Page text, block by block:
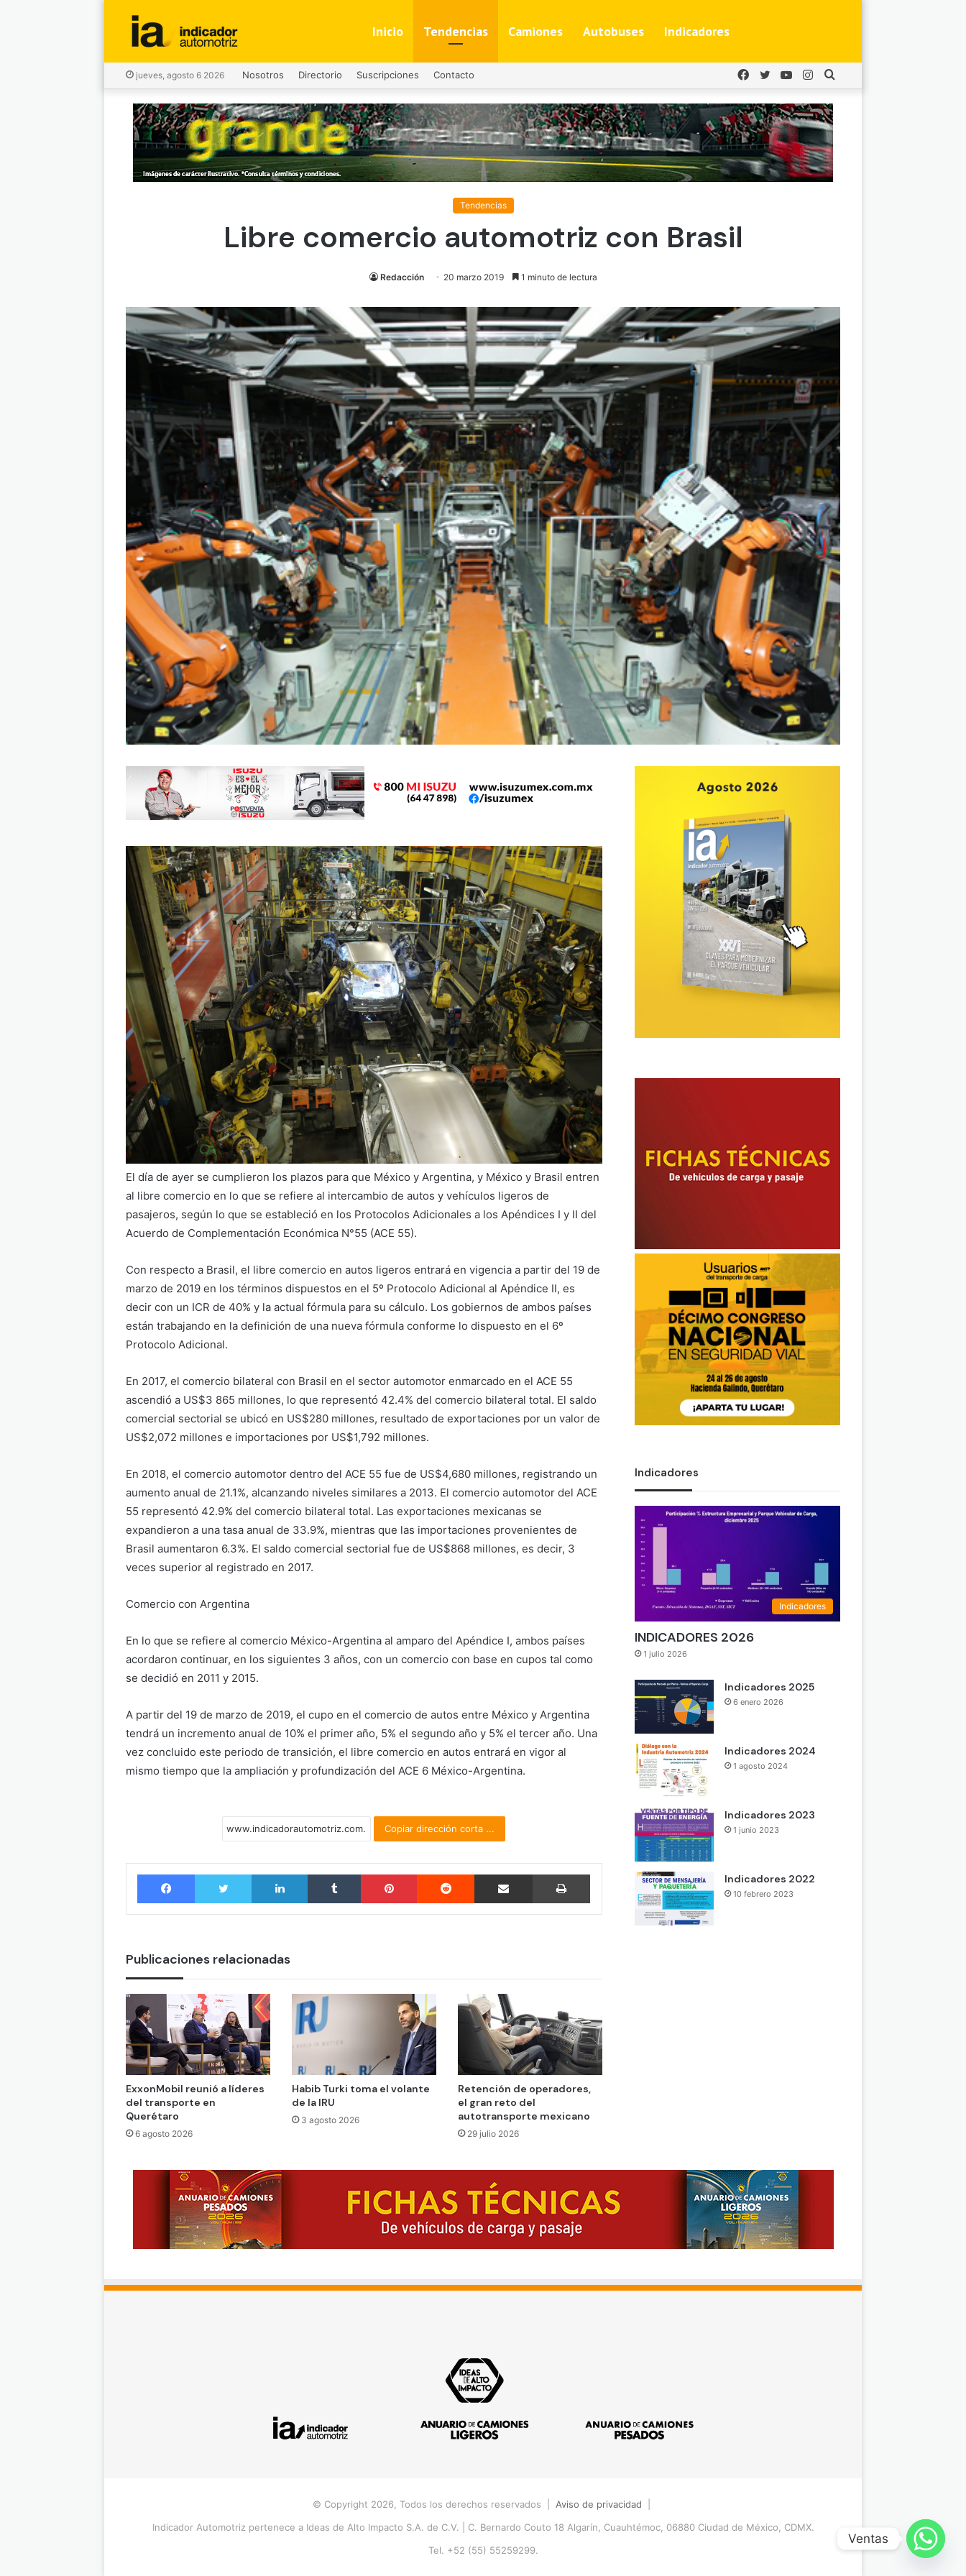
Inicio Tendencias Camiones Autobuses Indicadores
jueves, agosto 6 2026 Nosotros Directorio Suscripciones Contacto
Buscar
Instagram
YouTube
Twitter
Facebook
Tendencias
Libre comercio automotriz con Brasil
Redacción 20 marzo 2019 1 minuto de lectura
El día de ayer se cumplieron los plazos para que México y Argentina, y México y Brasil entren
al libre comercio en lo que se refiere al intercambio de autos y vehículos ligeros de
pasajeros, según lo que se estableció en los Protocolos Adicionales a los Apéndices I y II del
Acuerdo de Complementación Económica N°55 (ACE 55).
Con respecto a Brasil, el libre comercio en autos ligeros entrará en vigencia a partir del 19 de
marzo de 2019 en los términos dispuestos en el 5º Protocolo Adicional al Apéndice II, es
decir con un ICR de 40% y la actual fórmula para su cálculo. Los gobiernos de ambos países
están trabajando en la definición de una nueva fórmula conforme lo dispuesto en el 6º
Protocolo Adicional.
En 2017, el comercio bilateral con Brasil en el sector automotor enmarcado en el ACE 55
ascendió a US$3 865 millones, lo que representó 42.4% del comercio bilateral total. El saldo
comercial sectorial se ubicó en US$280 millones, resultado de exportaciones por un valor de
US$2,072 millones e importaciones por US$1,792 millones.
En 2018, el comercio automotor dentro del ACE 55 fue de US$4,680 millones, registrando un
aumento anual de 21.1%, alcanzando niveles similares a 2013. El comercio automotor del ACE
55 representó 42.9% del comercio bilateral total. Las exportaciones mexicanas se
expandieron a una tasa anual de 33.9%, mientras que las importaciones provenientes de
Brasil aumentaron 6.3%. El saldo comercial sectorial fue de US$868 millones, es decir, 3
veces superior al registrado en 2017.
Comercio con Argentina
En lo que se refiere al comercio México-Argentina al amparo del Apéndice I, ambos países
acordaron continuar, en los siguientes 3 años, con un comercio con base en cupos tal como
se decidió en 2011 y 2015.
A partir del 19 de marzo de 2019, el cupo en el comercio de autos entre México y Argentina
tendrá un incremento anual de 10% el primer año, 5% el segundo año y 5% el tercer año. Una
vez concluido este periodo de transición, el libre comercio en autos entrará en vigor al
mismo tiempo que la ampliación y profundización del ACE 6 México-Argentina.
Copiar dirección corta ...
Facebook Twitter LinkedIn Tumblr Pinterest Reddit Compartir por correo electrónico
Publicaciones relacionadas
ExxonMobil reunió a líderes
del transporte en
Querétaro
6 agosto 2026
Habib Turki toma el volante
de la IRU
3 agosto 2026
Retención de operadores,
el gran reto del
autotransporte mexicano
29 julio 2026
Indicadores
Indicadores
INDICADORES 2026
1 julio 2026
Indicadores 2025
6 enero 2026
Indicadores 2024
1 agosto 2024
Indicadores 2023
1 junio 2023
Indicadores 2022
10 febrero 2023
© Copyright 2026, Todos los derechos reservados | Aviso de privacidad
Indicador Automotriz pertenece a Ideas de Alto Impacto S.A. de C.V. | C. Bernardo Couto 18 Algarín, Cuauhtémoc, 06880 Ciudad de México, CDMX.
Tel. +52 (55) 55259299.
Ventas